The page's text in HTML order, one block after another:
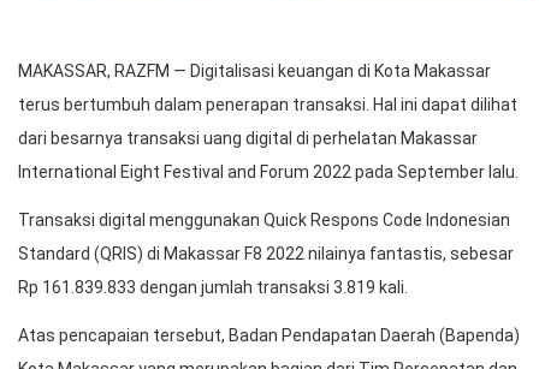
MAKASSAR, RAZFM — Digitalisasi keuangan di Kota Makassar
terus bertumbuh dalam penerapan transaksi. Hal ini dapat dilihat
dari besarnya transaksi uang digital di perhelatan Makassar
International Eight Festival and Forum 2022 pada September lalu.
Transaksi digital menggunakan Quick Respons Code Indonesian
Standard (QRIS) di Makassar F8 2022 nilainya fantastis, sebesar
Rp 161.839.833 dengan jumlah transaksi 3.819 kali.
Atas pencapaian tersebut, Badan Pendapatan Daerah (Bapenda)